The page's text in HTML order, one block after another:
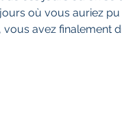
où vous auriez
avez finalement